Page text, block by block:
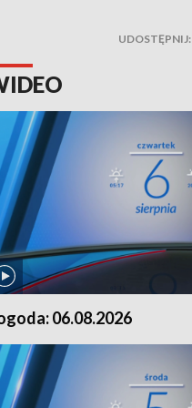
UDOSTĘPNIJ:
06.08.2026